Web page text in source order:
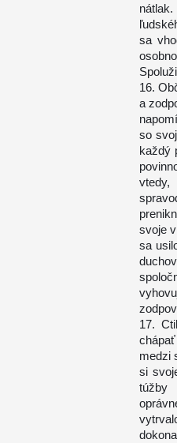
sa
16.
a
so
každý
svoje
sa
17.
medzi
si
túžby